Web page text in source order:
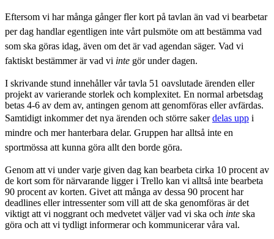
Eftersom vi har många gånger fler kort på tavlan än vad vi bearbetar
per dag handlar egentligen inte vårt pulsmöte om att bestämma vad
som ska göras idag, även om det är vad agendan säger. Vad vi
faktiskt bestämmer är vad vi inte gör under dagen.
I skrivande stund innehåller vår tavla 51 oavslutade ärenden eller
projekt av varierande storlek och komplexitet. En normal arbetsdag
betas 4-6 av dem av, antingen genom att genomföras eller avfärdas.
Samtidigt inkommer det nya ärenden och större sakerdelas upp i
mindre och mer hanterbara delar. Gruppen har alltså inte en
sportmössa att kunna göra allt den borde göra.
Genom att vi under varje given dag kan bearbeta cirka 10 procent av
de kort som för närvarande ligger i Trello kan vi alltså inte bearbeta
90 procent av korten. Givet att många av dessa 90 procent har
deadlines eller intressenter som vill att de ska genomföras är det
viktigt att vi noggrant och medvetet väljer vad vi ska och inte ska
göra och att vi tydligt informerar och kommunicerar våra val.